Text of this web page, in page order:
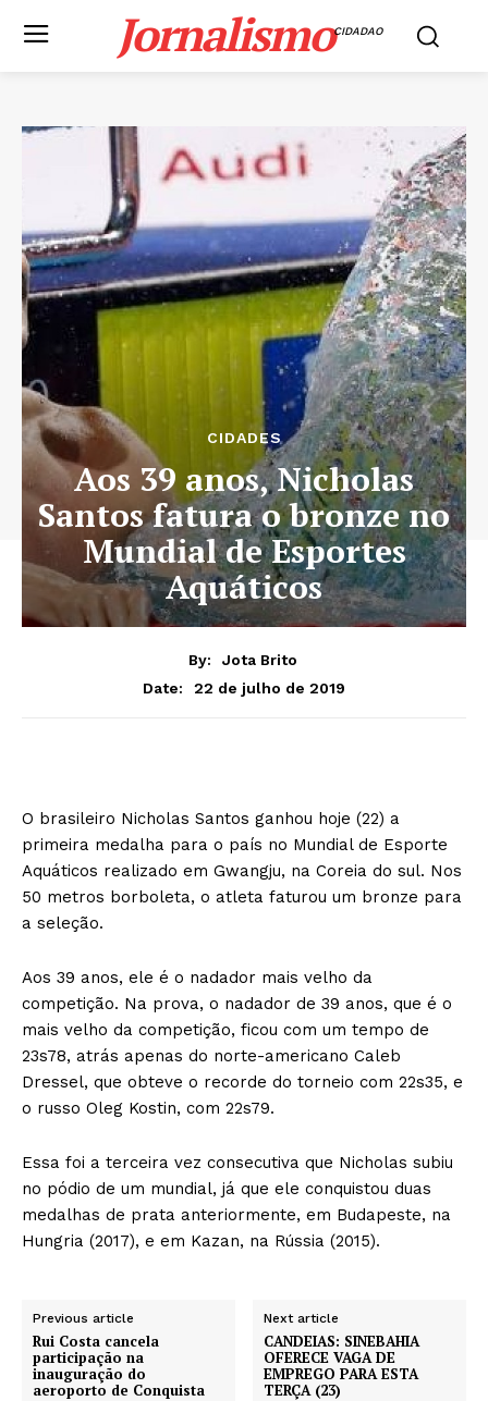
JornalismoCIDADAO
CIDADES
Aos 39 anos, Nicholas
Santos fatura o bronze no
Mundial de Esportes
Aquáticos
By:
Jota Brito
Date:
22 de julho de 2019
O brasileiro Nicholas Santos ganhou hoje (22) a
primeira medalha para o país no Mundial de Esporte
Aquáticos realizado em Gwangju, na Coreia do sul. Nos
50 metros borboleta, o atleta faturou um bronze para
a seleção.
Aos 39 anos, ele é o nadador mais velho da
competição. Na prova, o nadador de 39 anos, que é o
mais velho da competição, ficou com um tempo de
23s78, atrás apenas do norte-americano Caleb
Dressel, que obteve o recorde do torneio com 22s35, e
o russo Oleg Kostin, com 22s79.
Essa foi a terceira vez consecutiva que Nicholas subiu
no pódio de um mundial, já que ele conquistou duas
medalhas de prata anteriormente, em Budapeste, na
Hungria (2017), e em Kazan, na Rússia (2015).
Previous article
Rui Costa cancela
participação na
inauguração do
aeroporto de Conquista
Next article
CANDEIAS: SINEBAHIA
OFERECE VAGA DE
EMPREGO PARA ESTA
TERÇA (23)